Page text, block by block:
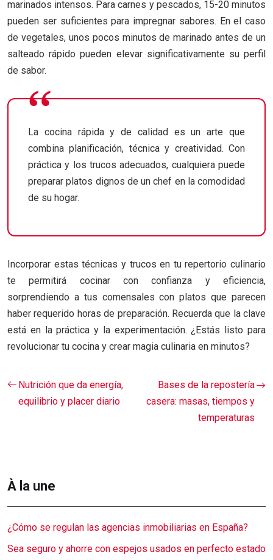
marinados intensos. Para carnes y pescados, 15-20 minutos
pueden ser suficientes para impregnar sabores. En el caso
de vegetales, unos pocos minutos de marinado antes de un
salteado rápido pueden elevar significativamente su perfil
de sabor.
La cocina rápida y de calidad es un arte que
combina planificación, técnica y creatividad. Con
práctica y los trucos adecuados, cualquiera puede
preparar platos dignos de un chef en la comodidad
de su hogar.
Incorporar estas técnicas y trucos en tu repertorio culinario
te permitirá cocinar con confianza y eficiencia,
sorprendiendo a tus comensales con platos que parecen
haber requerido horas de preparación. Recuerda que la clave
está en la práctica y la experimentación. ¿Estás listo para
revolucionar tu cocina y crear magia culinaria en minutos?
Nutrición que da energía,
equilibrio y placer diario
Bases de la repostería
casera: masas, tiempos y
temperaturas
À la une
¿Cómo se regulan las agencias inmobiliarias en España?
Sea seguro y ahorre con espejos usados en perfecto estado